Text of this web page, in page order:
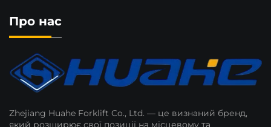
Про нас
Zhejiang Huahe Forklift Co., Ltd. — це визнаний бренд,
який розширює свої позиції на місцевому та